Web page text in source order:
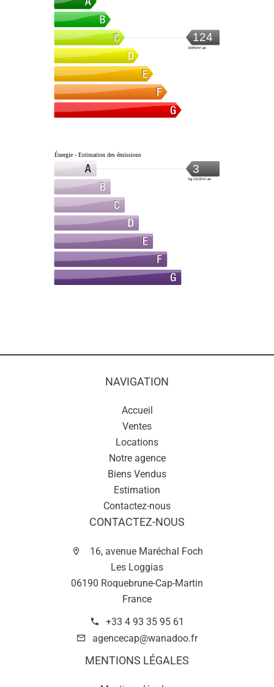
124
kWh/m².an
Énergie - Estimation des émissions
3
kg CO2/m².an
NAVIGATION
Accueil
Ventes
Locations
Notre agence
Biens Vendus
Estimation
Contactez-nous
CONTACTEZ-NOUS
16, avenue Maréchal Foch
Les Loggias
06190 Roquebrune-Cap-Martin
France
+33 4 93 35 95 61
agencecap@wanadoo.fr
MENTIONS LÉGALES